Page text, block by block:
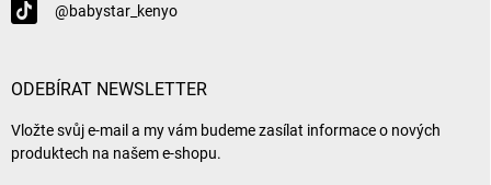
@babystar_kenyo
ODEBÍRAT NEWSLETTER
Vložte svůj e-mail a my vám budeme zasílat informace o nových
produktech na našem e-shopu.